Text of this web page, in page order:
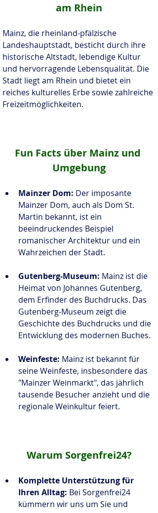
am Rhein
Mainz, die rheinland-pfälzische
Landeshauptstadt, besticht durch ihre
historische Altstadt, lebendige Kultur
und hervorragende Lebensqualität. Die
Stadt liegt am Rhein und bietet ein
reiches kulturelles Erbe sowie zahlreiche
Freizeitmöglichkeiten.
Fun Facts über Mainz und
Umgebung
Mainzer Dom: Der imposante
Mainzer Dom, auch als Dom St.
Martin bekannt, ist ein
beeindruckendes Beispiel
romanischer Architektur und ein
Wahrzeichen der Stadt.
Gutenberg-Museum: Mainz ist die
Heimat von Johannes Gutenberg,
dem Erfinder des Buchdrucks. Das
Gutenberg-Museum zeigt die
Geschichte des Buchdrucks und die
Entwicklung des modernen Buches.
Weinfeste: Mainz ist bekannt für
seine Weinfeste, insbesondere das
"Mainzer Weinmarkt", das jährlich
tausende Besucher anzieht und die
regionale Weinkultur feiert.
Warum Sorgenfrei24?
Komplette Unterstützung für
Ihren Alltag: Bei Sorgenfrei24
kümmern wir uns um Sie und